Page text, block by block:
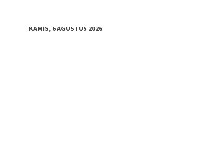
KAMIS, 6 AGUSTUS 2026